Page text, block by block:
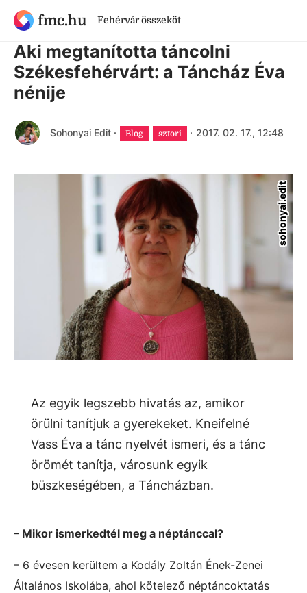
fmc.hu Fehérvár összeköt
9 évnél régebbi cikk
Aki megtanította táncolni
Székesfehérvárt: a Táncház Éva
nénije
Sohonyai Edit · Blog sztori · 2017. 02. 17., 12:48
sohonyai.edit
Az egyik legszebb hivatás az, amikor
örülni tanítjuk a gyerekeket. Kneifelné
Vass Éva a tánc nyelvét ismeri, és a tánc
örömét tanítja, városunk egyik
büszkeségében, a Táncházban.
– Mikor ismerkedtél meg a néptánccal?
– 6 évesen kerültem a Kodály Zoltán Ének-Zenei
Általános Iskolába, ahol kötelező néptáncoktatás